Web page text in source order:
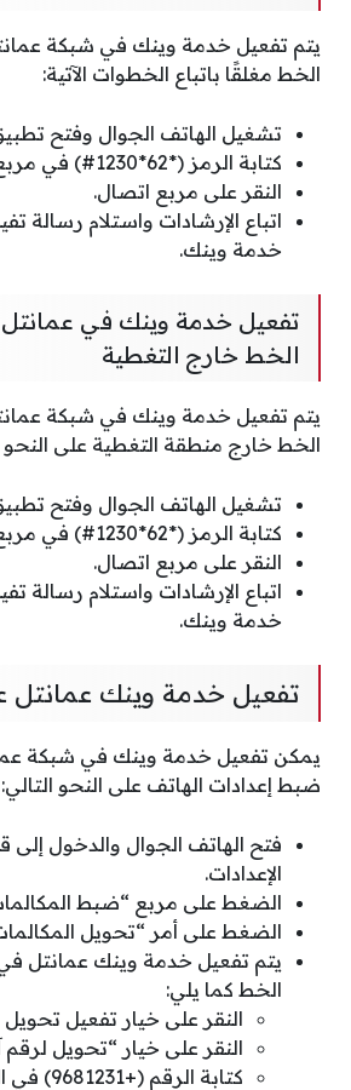
يتم تفعيل خدمة وينك في شبكة
الخط مغلقًا باتباع الخطوات الآتية:
تشغيل الهاتف الجوال وفتح
كتابة الرمز (*62*1230#) في مربع رقم الاتصال.
النقر على مربع اتصال.
اتباع الإرشادات واستلام رسالة
خدمة وينك.
تفعيل خدمة وينك في عمانتل
الخط خارج التغطية
يتم تفعيل خدمة وينك في شبكة
الخط خارج منطقة التغطية على النحو
تشغيل الهاتف الجوال وفتح
كتابة الرمز (*62*1230#) في مربع رقم الاتصال.
النقر على مربع اتصال.
اتباع الإرشادات واستلام رسالة
خدمة وينك.
تفعيل خدمة وينك عمانتل
يمكن تفعيل خدمة وينك في شبكة
ضبط إعدادات الهاتف على النحو التالي:
فتح الهاتف الجوال والدخول
الإعدادات.
الضغط على مربع “ضبط
الضغط على أمر “تحويل
يتم تفعيل خدمة وينك عمانتل
الخط كما يلي:
النقر على خيار تفعيل تحويل
النقر على خيار “تحويل لرقم
كتابة الرقم (+9681231) في المربع المخصص.